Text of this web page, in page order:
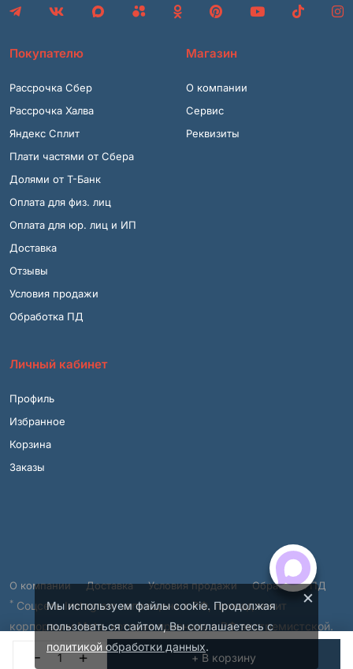
- + + В корзину
Покупателю
Рассрочка Сбер
Рассрочка Халва
Яндекс Сплит
Плати частями от Сбера
Долями от Т-Банк
Оплата для физ. лиц
Оплата для юр. лиц и ИП
Доставка
Отзывы
Условия продажи
Обработка ПД
Магазин
О компании
Сервис
Реквизиты
Личный кабинет
Профиль
Избранное
Корзина
Заказы
О компании Доставка Условия продажи Обработка ПД
* Соцсеть Instagram запрещена в РФ, принадлежит
корпорации Meta, которая признана в РФ экстремистской.
© 2001 – 2026, ВСЯМЕБЕЛЬ.SHOP.
Мы используем файлы cookie. Продолжая
пользоваться сайтом, Вы соглашаетесь с
политикой обработки данных.
×